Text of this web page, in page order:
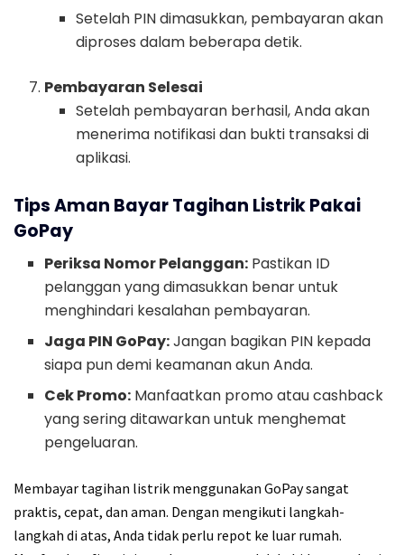
Setelah PIN dimasukkan, pembayaran akan
diproses dalam beberapa detik.
Pembayaran Selesai
Setelah pembayaran berhasil, Anda akan
menerima notifikasi dan bukti transaksi di
aplikasi.
Tips Aman Bayar Tagihan Listrik Pakai
GoPay
Periksa Nomor Pelanggan: Pastikan ID
pelanggan yang dimasukkan benar untuk
menghindari kesalahan pembayaran.
Jaga PIN GoPay:Jangan bagikan PIN kepada
siapa pun demi keamanan akun Anda.
Cek Promo: Manfaatkan promo atau cashback
yang sering ditawarkan untuk menghemat
pengeluaran.
Membayar tagihan listrik menggunakan GoPay sangat
praktis, cepat, dan aman. Dengan mengikuti langkah-
langkah di atas, Anda tidak perlu repot ke luar rumah.